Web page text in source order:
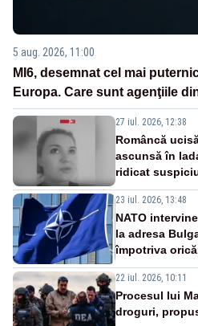
5 aug. 2026, 11:00
MI6, desemnat cel mai
Europa. Care sunt agenţiile
27 iul. 2026, 12:38
Româncă
ascunsă în
ridicat
23 iul. 2026, 13:48
NATO
la adresa
împotriva
22 iul. 2026, 10:11
Procesul lui
droguri,